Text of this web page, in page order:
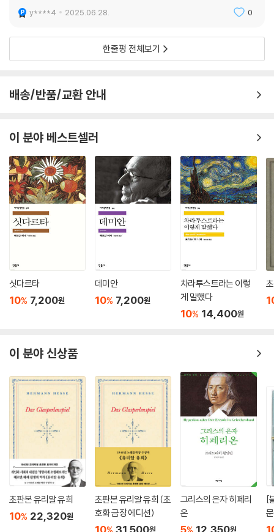
빅토르: 아니, 오히려 반대지.
빅토르: 도착?
빅토르: 나도 몰라.
나: 나에게 하는 질문이라면, 내 대답은 ‘응’이야.
빅토르가 미소 짓는다.
빅토르: 좋아.
나는 그에게 키스한다. 작별이 아니라 도착임을 이제 알게 됐으니 큰 부담
이 사라진다.
--- p.282
이야기는 더욱 미묘한 방향으로 흘러간다. 빅토르의 존재는 틸다에게 처음
이 흔들리기 시작한 여름, 틸다는 처음으로 자신에게 묻는다. ‘이제는, 나를
끝까지 따라간다는 데 있다. 틸다는 고통스러운 삶을 고백하지 않으며, 희
과 삶의 가능성을 마주한다. 작가는 이 단단한 성장의 서사를 통해 말한다.
누구에게나 인생에는 그저 ‘버텨야만 하는’ 시간이 있고, 그 시간을 통과해
내는 용기가 필요하다고. 『스물두 번째 레인』은 바로 그 시간을 견디는 법
에 관한 이야기다. 그리고 견딘다는 것이 단순한 인내가 아닌, 자신만의 방
식을 찾아가는 능동적인 행위임을 보여준다. 독일의 작은 마을을 배경으로
한 이 이야기가 전 세계 독자들에게 긴 여운을 남기는 이유다. 틸다의 고요
한 저항과 조용한 사랑은, 읽는 이로 하여금 자기 자신만의 ‘레인’을 떠올리
고요한 수면 아래 웅크린 마음, 여름의 끝에서 낸 용기
사랑은 책임이었고, 삶은 의무였던 한 소녀의 이야기
“숨을 쉬지 못해 죽지만 않는다면, 물 아래에 좀 더 오래 있고 싶다?”
작가 카롤리네 발은 『스물두 번째 레인』의 출발점에 대해 “강한 젊은 여성,
여주인공을 만들고 싶었다”라고 말한다. 그렇게 탄생한 주인공 ‘틸다’는 어
린 여동생을 돌보며 알코올중독자인 어머니와 살아가는 소녀다. 혼란스러
운 현실에서 살아남기 위해 그녀가 택한 방식은 ‘질서’와 ‘반복’이다. 작가
는 틸다에게 수학이라는 전공을 부여한 이유에 대해 “감정에 매몰되면 무
너질 수밖에 없는 가정환경 속에서, 논리와 계산이야말로 틸다가 삶을 정
리하고 견딜 수 있게 해주는 구조”였기 때문이라고 말한다. 작가 본인 또한
집필 당시 알코올중독 문제를 가까이서 목격하고 있었고, 그 경험을 바탕
으로 인물의 내면과 가족의 상호작용을 정밀하게 설계했다.
해가는 감정을 균형감 있게 엮어낸다. 틸다의 세계는 무너지는 것을 버텨
내는 시간이며, 동시에 자신의 자리를 지키기 위해 침묵하고 관찰하며 체
y****4 2025.06.28. 0
한줄평 전체보기
배송/반품/교환 안내
이 분야 베스트셀러
싯다르타
10% 7,200원
데미안
10% 7,200원
차라투스트라는 이렇
게 말했다
10% 14,400원
이 분야 신상품
초판본 유리알 유희
10% 22,320원
초판본 유리알 유희 (초
호화 금장 에디션)
10% 31,500원
그리스의 은자 히페리
온
5% 12,350원
[